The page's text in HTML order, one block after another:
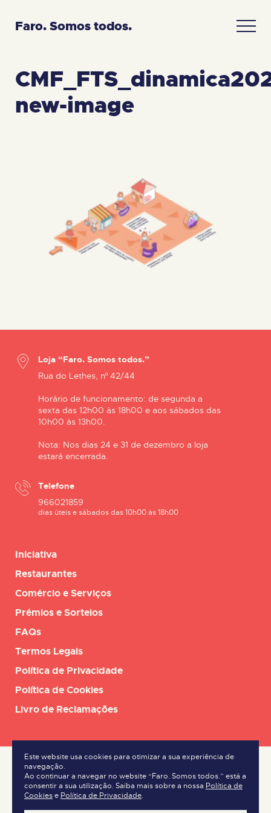
Este website usa cookies para otimizar a sua experiência de
navegação.
Ao continuar a navegar no website “Faro. Somos todos.” está a
consentir a sua utilização. Saiba mais sobre a nossa Política de
Cookies e Política de Privacidade.
Faro. Somos todos.
new-image
Loja “Faro. Somos todos.”
Rua do Lethes, nº 42/44
Horário de funcionamento: de segunda a
sexta das 12h00 às 18h00 e aos sábados das
10h00 às 13h00.
Nota: Nos dias 24 e 31 de dezembro a loja
estará encerrada.
Telefone
966021859
dias úteis e sábados das 10h00 às 18h00
Iniciativa
Restaurantes
Comércio e Serviços
Prémios e Sorteios
FAQs
Termos Legais
Política de Privacidade
Política de Cookies
Livro de Reclamações